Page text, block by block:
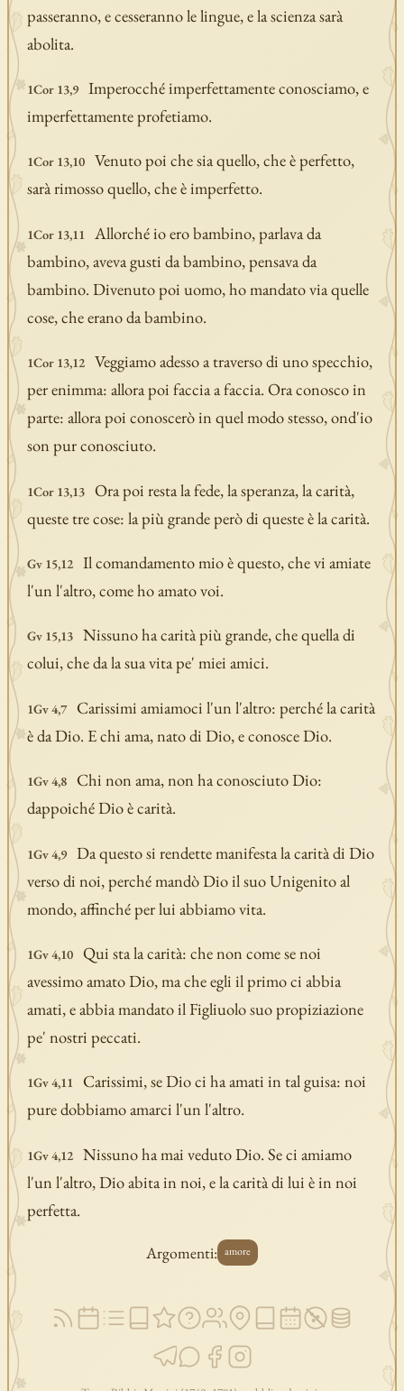
passeranno, e cesseranno le lingue, e la scienza sarà
abolita.
1Cor 13,9
Imperocché imperfettamente conosciamo, e
imperfettamente profetiamo.
1Cor 13,10
Venuto poi che sia quello, che è perfetto,
sarà rimosso quello, che è imperfetto.
1Cor 13,11
Allorché io ero bambino, parlava da
bambino, aveva gusti da bambino, pensava da
bambino. Divenuto poi uomo, ho mandato via quelle
cose, che erano da bambino.
1Cor 13,12
Veggiamo adesso a traverso di uno specchio,
per enimma: allora poi faccia a faccia. Ora conosco in
parte: allora poi conoscerò in quel modo stesso, ond'io
son pur conosciuto.
1Cor 13,13
Ora poi resta la fede, la speranza, la carità,
queste tre cose: la più grande però di queste è la carità.
Gv 15,12
Il comandamento mio è questo, che vi amiate
l'un l'altro, come ho amato voi.
Gv 15,13
Nissuno ha carità più grande, che quella di
colui, che da la sua vita pe' miei amici.
1Gv 4,7
Carissimi amiamoci l'un l'altro: perché la carità
è da Dio. E chi ama, nato di Dio, e conosce Dio.
1Gv 4,8
Chi non ama, non ha conosciuto Dio:
dappoiché Dio è carità.
1Gv 4,9
Da questo si rendette manifesta la carità di Dio
verso di noi, perché mandò Dio il suo Unigenito al
mondo, affinché per lui abbiamo vita.
1Gv 4,10
Qui sta la carità: che non come se noi
avessimo amato Dio, ma che egli il primo ci abbia
amati, e abbia mandato il Figliuolo suo propiziazione
pe' nostri peccati.
1Gv 4,11
Carissimi, se Dio ci ha amati in tal guisa: noi
pure dobbiamo amarci l'un l'altro.
1Gv 4,12
Nissuno ha mai veduto Dio. Se ci amiamo
l'un l'altro, Dio abita in noi, e la carità di lui è in noi
perfetta.
Argomenti: amore